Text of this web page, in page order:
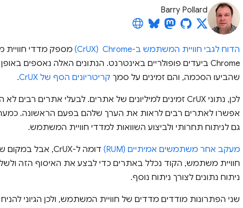
Barry Pollard
הדוח לגבי חוויית המשתמש ב-Chrome ‏ (CrUX)
מספק מדדי
שהביעו הסכמה, והם זמינים על סמך קריטריונים הסף של CrUX .
גם לניתוח תחרותי ולביצוע השוואות למדדי חוויית המשתמש.
מעקב אחר משתמשים אמיתיים (RUM)
ניתוח נתונים לצורך ניתוח נוסף.
שני הפתרונות מודדים מדדים של חוויית המשתמש, ולכן הגיוני